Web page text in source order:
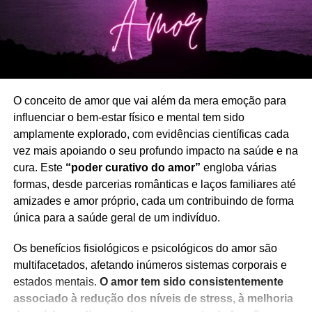
Elevador, Locomotiva, Águia
Cachorrinho, Ervilha, Papoila
Porque é que ficamos ansiosos à noite?
Voce pode passar o dia e a noite sem sentir ansiedade.
Mas em muitos casos assim que a acorda durante a noite,
é quase garantido alguma ansiedade e dificuldade em
O conceito de amor que vai além da mera emoção para
influenciar o bem-estar físico e mental tem sido
amplamente explorado, com evidências científicas cada
vez mais apoiando o seu profundo impacto na saúde e na
cura. Este “poder curativo do amor” engloba várias
formas, desde parcerias românticas e laços familiares até
amizades e amor próprio, cada um contribuindo de forma
única para a saúde geral de um indivíduo.
Os benefícios fisiológicos e psicológicos do amor são
multifacetados, afetando inúmeros sistemas corporais e
estados mentais. O amor tem sido consistentemente
associado à redução dos níveis de stress, à melhoria